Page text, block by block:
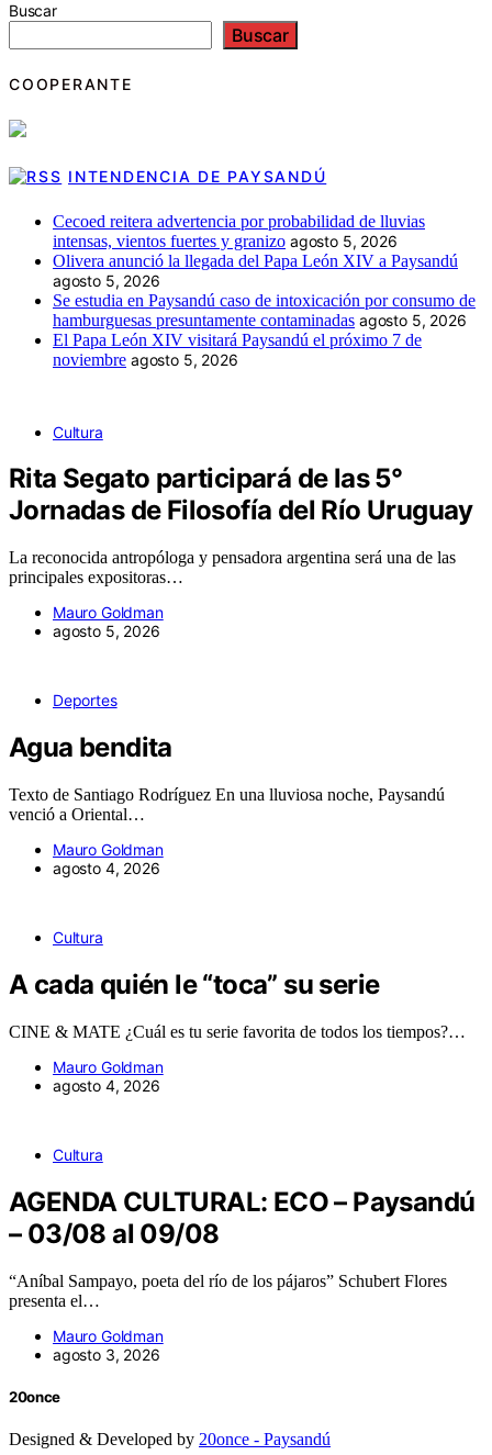
Buscar
Buscar
COOPERANTE
INTENDENCIA DE PAYSANDÚ
Cecoed reitera advertencia por probabilidad de lluvias
intensas, vientos fuertes y granizo agosto 5, 2026
Olivera anunció la llegada del Papa León XIV a Paysandú
agosto 5, 2026
Se estudia en Paysandú caso de intoxicación por consumo de
hamburguesas presuntamente contaminadas agosto 5, 2026
El Papa León XIV visitará Paysandú el próximo 7 de
noviembre agosto 5, 2026
Cultura
Rita Segato participará de las 5°
Jornadas de Filosofía del Río Uruguay
La reconocida antropóloga y pensadora argentina será una de las
principales expositoras…
Mauro Goldman
agosto 5, 2026
Deportes
Agua bendita
Texto de Santiago Rodríguez En una lluviosa noche, Paysandú
venció a Oriental…
Mauro Goldman
agosto 4, 2026
Cultura
A cada quién le “toca” su serie
CINE & MATE ¿Cuál es tu serie favorita de todos los tiempos?…
Mauro Goldman
agosto 4, 2026
Cultura
AGENDA CULTURAL: ECO – Paysandú
– 03/08 al 09/08
“Aníbal Sampayo, poeta del río de los pájaros” Schubert Flores
presenta el…
Mauro Goldman
agosto 3, 2026
20once
Designed & Developed by 20once - Paysandú